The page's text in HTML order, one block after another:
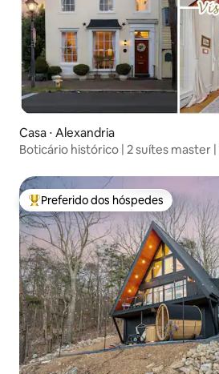
Casa ⋅ Alexandria
Boticário histórico | 2 suítes master
Entre os melhores preferidos dos
Preferido dos hóspedes